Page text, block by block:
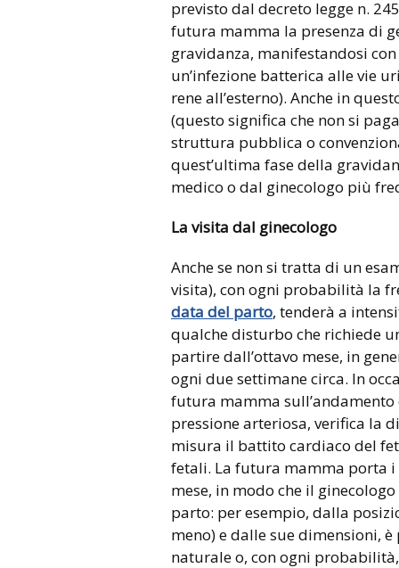
previsto dal decreto legge n.
futura mamma la presenza di
gravidanza, manifestandosi
un’infezione batterica alle vie
rene all’esterno). Anche in
(questo significa che non si
struttura pubblica o
quest’ultima fase della
medico o dal ginecologo più
La visita dal ginecologo
Anche se non si tratta di un
visita), con ogni probabilità la
data del parto, tenderà a
qualche disturbo che richiede
partire dall’ottavo mese, in
ogni due settimane circa. In
futura mamma
pressione arteriosa, verifica la
misura il battito cardiaco del
fetali. La futura mamma porta i
mese, in modo che il
parto: per esempio, dalla
meno) e dalle sue dimensioni,
naturale o, con ogni